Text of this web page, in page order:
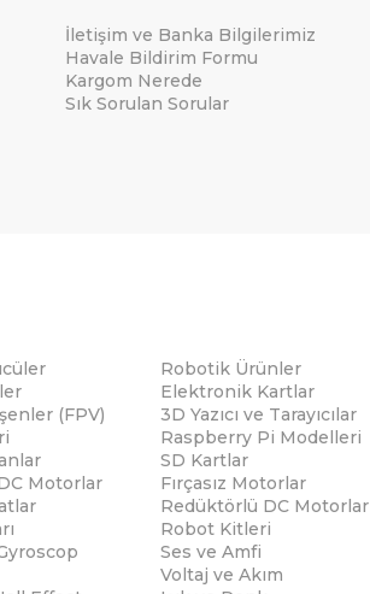
İletişim ve Banka Bilgilerimiz
Havale Bildirim Formu
Kargom Nerede
Sık Sorulan Sorular
Robotik Ürünler
Elektronik Kartlar
(FPV) 3D Yazıcı ve Tarayıcılar
Raspberry Pi Modelleri
SD Kartlar
Motorlar Fırçasız Motorlar
Redüktörlü DC Motorlar
Robot Kitleri
Ses ve Amfi
Voltaj ve Akım